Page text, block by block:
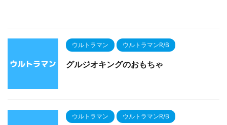
ウルトラマン ウルトラマンR/B
グルジオキングのおもちゃ
ウルトラマン ウルトラマンR/B